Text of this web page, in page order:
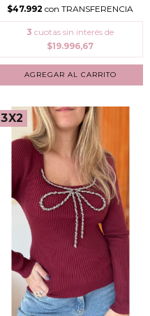
$47.992 con TRANSFERENCIA
3 cuotas sin interés de
$19.996,67
AGREGAR AL CARRITO
3X2